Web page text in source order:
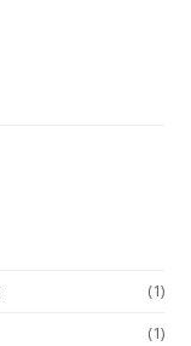
(1)
(1)